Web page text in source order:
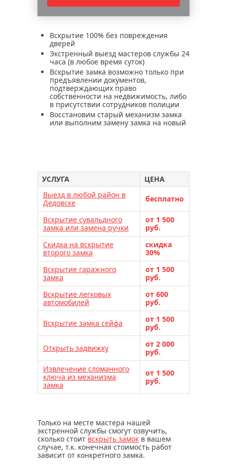
Вскрытие 100% без повреждения
дверей
Экстренный выезд мастеров службы 24
часа (в любое время суток)
Вскрытие замка возможно только при
предъявлении документов,
подтверждающих право
собственности на недвижимость, либо
в присутствии сотрудников полиции
Восстановим старый механизм замка
или выполним замену замка на новый
УСЛУГА
ЦЕНА
Выезд в любой район в
Дедовске
бесплатно
Вскрытие сувальдного
замка или замена ручки
от 1 500
руб.
Скидка на вскрытие
второго замка
скидка
30%
Вскрытие гаражного
замка
от 1 500
руб.
Вскрытие легковых
автомобилей
от 600
руб.
Вскрытие замка сейфа
от 1 500
руб.
Открыть задвижку
от 2 000
руб.
Извлечение сломанного
ключа из механизма
замка
от 1 500
руб.
Только на месте мастера нашей
экстренной службы смогут озвучить,
сколько стоит вскрыть замок в вашем
случае, т.к. конечная стоимость работ
зависит от конкретного замка.